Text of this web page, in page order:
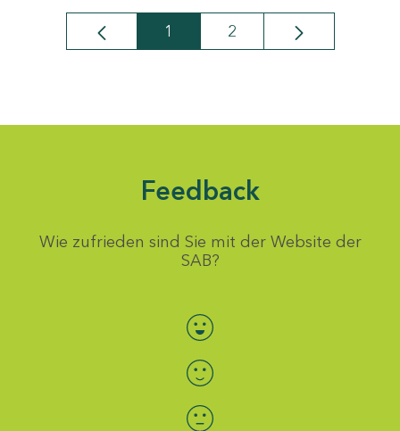
Seite
1 Seite
2
Feedback
Wie zufrieden sind Sie mit der Website der
SAB?
Bewertung auswählen